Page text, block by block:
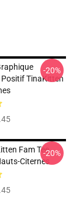
Positif TinaKitten
-20%
Fam Tee
Citernes
-20%